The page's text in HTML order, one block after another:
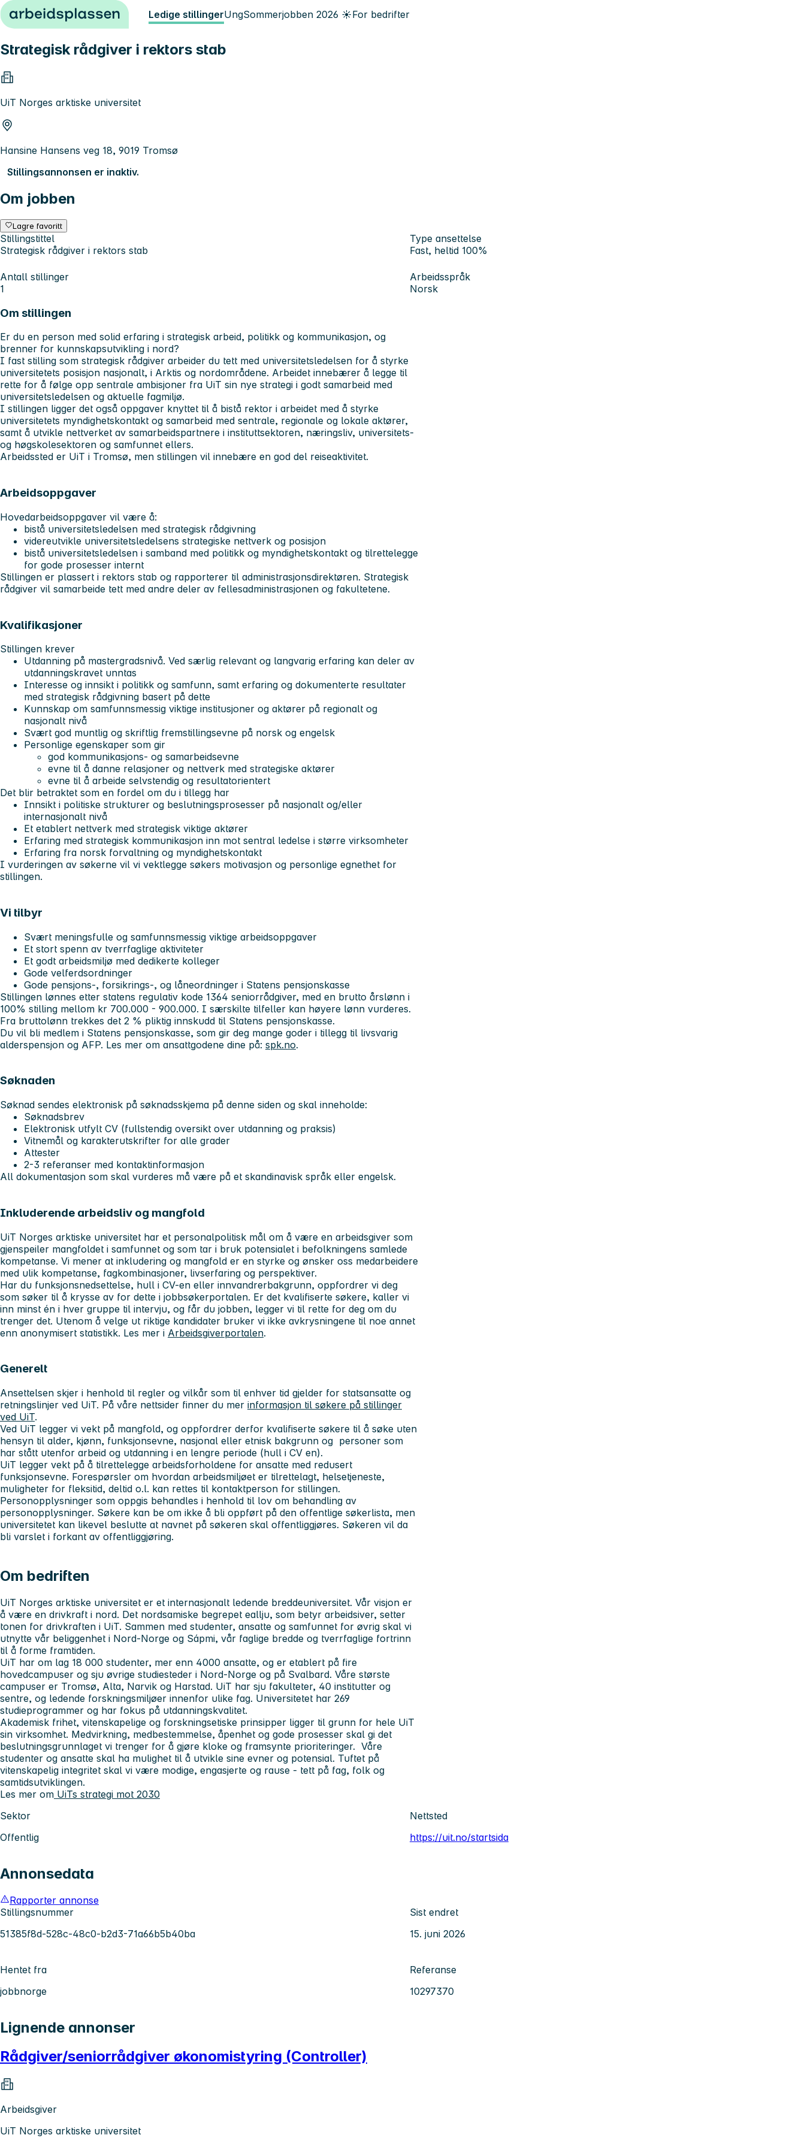
Hopp til innhold Ledige stillingerUngSommerjobben 2026 ☀️For bedrifter
Strategisk rådgiver i rektors stab
UiT Norges arktiske universitet
Hansine Hansens veg 18, 9019 Tromsø
Stillingsannonsen er inaktiv.
Om jobben
Lagre favoritt
Stillingstittel
Strategisk rådgiver i rektors stab
Type ansettelse
Fast, heltid 100%
Antall stillinger
1
Arbeidsspråk
Norsk
Om stillingen
Er du en person med solid erfaring i strategisk arbeid, politikk og kommunikasjon, og
brenner for kunnskapsutvikling i nord?
I fast stilling som strategisk rådgiver arbeider du tett med universitetsledelsen for å styrke
universitetets posisjon nasjonalt, i Arktis og nordområdene. Arbeidet innebærer å legge til
rette for å følge opp sentrale ambisjoner fra UiT sin nye strategi i godt samarbeid med
universitetsledelsen og aktuelle fagmiljø.
I stillingen ligger det også oppgaver knyttet til å bistå rektor i arbeidet med å styrke
universitetets myndighetskontakt og samarbeid med sentrale, regionale og lokale aktører,
samt å utvikle nettverket av samarbeidspartnere i instituttsektoren, næringsliv, universitets-
og høgskolesektoren og samfunnet ellers.
Arbeidssted er UiT i Tromsø, men stillingen vil innebære en god del reiseaktivitet.
Arbeidsoppgaver
Hovedarbeidsoppgaver vil være å:
bistå universitetsledelsen med strategisk rådgivning
videreutvikle universitetsledelsens strategiske nettverk og posisjon
bistå universitetsledelsen i samband med politikk og myndighetskontakt og tilrettelegge
for gode prosesser internt
Stillingen er plassert i rektors stab og rapporterer til administrasjonsdirektøren. Strategisk
rådgiver vil samarbeide tett med andre deler av fellesadministrasjonen og fakultetene.
Kvalifikasjoner
Stillingen krever
Utdanning på mastergradsnivå. Ved særlig relevant og langvarig erfaring kan deler av
utdanningskravet unntas
Interesse og innsikt i politikk og samfunn, samt erfaring og dokumenterte resultater
med strategisk rådgivning basert på dette
Kunnskap om samfunnsmessig viktige institusjoner og aktører på regionalt og
nasjonalt nivå
Svært god muntlig og skriftlig fremstillingsevne på norsk og engelsk
Personlige egenskaper som gir
god kommunikasjons- og samarbeidsevne
evne til å danne relasjoner og nettverk med strategiske aktører
evne til å arbeide selvstendig og resultatorientert
Det blir betraktet som en fordel om du i tillegg har
Innsikt i politiske strukturer og beslutningsprosesser på nasjonalt og/eller
internasjonalt nivå
Et etablert nettverk med strategisk viktige aktører
Erfaring med strategisk kommunikasjon inn mot sentral ledelse i større virksomheter
Erfaring fra norsk forvaltning og myndighetskontakt
I vurderingen av søkerne vil vi vektlegge søkers motivasjon og personlige egnethet for
stillingen.
Vi tilbyr
Svært meningsfulle og samfunnsmessig viktige arbeidsoppgaver
Et stort spenn av tverrfaglige aktiviteter
Et godt arbeidsmiljø med dedikerte kolleger
Gode velferdsordninger
Gode pensjons-, forsikrings-, og låneordninger i Statens pensjonskasse
Stillingen lønnes etter statens regulativ kode 1364 seniorrådgiver, med en brutto årslønn i
100% stilling mellom kr 700.000 - 900.000. I særskilte tilfeller kan høyere lønn vurderes.
Fra bruttolønn trekkes det 2 % pliktig innskudd til Statens pensjonskasse.
Du vil bli medlem i Statens pensjonskasse, som gir deg mange goder i tillegg til livsvarig
alderspensjon og AFP. Les mer om ansattgodene dine på: spk.no.
Søknaden
Søknad sendes elektronisk på søknadsskjema på denne siden og skal inneholde:
Søknadsbrev
Elektronisk utfylt CV (fullstendig oversikt over utdanning og praksis)
Vitnemål og karakterutskrifter for alle grader
Attester
2-3 referanser med kontaktinformasjon
All dokumentasjon som skal vurderes må være på et skandinavisk språk eller engelsk.
Inkluderende arbeidsliv og mangfold
UiT Norges arktiske universitet har et personalpolitisk mål om å være en arbeidsgiver som
gjenspeiler mangfoldet i samfunnet og som tar i bruk potensialet i befolkningens samlede
kompetanse. Vi mener at inkludering og mangfold er en styrke og ønsker oss medarbeidere
med ulik kompetanse, fagkombinasjoner, livserfaring og perspektiver.
Har du funksjonsnedsettelse, hull i CV-en eller innvandrerbakgrunn, oppfordrer vi deg
som søker til å krysse av for dette i jobbsøkerportalen. Er det kvalifiserte søkere, kaller vi
inn minst én i hver gruppe til intervju, og får du jobben, legger vi til rette for deg om du
trenger det. Utenom å velge ut riktige kandidater bruker vi ikke avkrysningene til noe annet
enn anonymisert statistikk. Les mer i Arbeidsgiverportalen.
Generelt
Ansettelsen skjer i henhold til regler og vilkår som til enhver tid gjelder for statsansatte og
retningslinjer ved UiT. På våre nettsider finner du mer informasjon til søkere på stillinger
ved UiT.
Ved UiT legger vi vekt på mangfold, og oppfordrer derfor kvalifiserte søkere til å søke uten
hensyn til alder, kjønn, funksjonsevne, nasjonal eller etnisk bakgrunn og personer som
har stått utenfor arbeid og utdanning i en lengre periode (hull i CV en).
UiT legger vekt på å tilrettelegge arbeidsforholdene for ansatte med redusert
funksjonsevne. Forespørsler om hvordan arbeidsmiljøet er tilrettelagt, helsetjeneste,
muligheter for fleksitid, deltid o.l. kan rettes til kontaktperson for stillingen.
Personopplysninger som oppgis behandles i henhold til lov om behandling av
personopplysninger. Søkere kan be om ikke å bli oppført på den offentlige søkerlista, men
universitetet kan likevel beslutte at navnet på søkeren skal offentliggjøres. Søkeren vil da
bli varslet i forkant av offentliggjøring.
Om bedriften
UiT Norges arktiske universitet er et internasjonalt ledende breddeuniversitet. Vår visjon er
å være en drivkraft i nord. Det nordsamiske begrepet eallju, som betyr arbeidsiver, setter
tonen for drivkraften i UiT. Sammen med studenter, ansatte og samfunnet for øvrig skal vi
utnytte vår beliggenhet i Nord-Norge og Sápmi, vår faglige bredde og tverrfaglige fortrinn
til å forme framtiden.
UiT har om lag 18 000 studenter, mer enn 4000 ansatte, og er etablert på fire
hovedcampuser og sju øvrige studiesteder i Nord-Norge og på Svalbard. Våre største
campuser er Tromsø, Alta, Narvik og Harstad. UiT har sju fakulteter, 40 institutter og
sentre, og ledende forskningsmiljøer innenfor ulike fag. Universitetet har 269
studieprogrammer og har fokus på utdanningskvalitet.
Akademisk frihet, vitenskapelige og forskningsetiske prinsipper ligger til grunn for hele UiT
sin virksomhet. Medvirkning, medbestemmelse, åpenhet og gode prosesser skal gi det
beslutningsgrunnlaget vi trenger for å gjøre kloke og framsynte prioriteringer. Våre
studenter og ansatte skal ha mulighet til å utvikle sine evner og potensial. Tuftet på
vitenskapelig integritet skal vi være modige, engasjerte og rause - tett på fag, folk og
samtidsutviklingen.
Les mer om UiTs strategi mot 2030
Sektor
Offentlig
Nettsted
https://uit.no/startsida
Annonsedata
Rapporter annonse
Stillingsnummer
51385f8d-528c-48c0-b2d3-71a66b5b40ba
Sist endret
15. juni 2026
Hentet fra
jobbnorge
Referanse
10297370
Lignende annonser
Rådgiver/seniorrådgiver økonomistyring (Controller)
Arbeidsgiver
UiT Norges arktiske universitet